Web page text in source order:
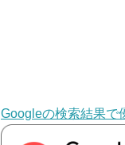
Googleの検索結果で